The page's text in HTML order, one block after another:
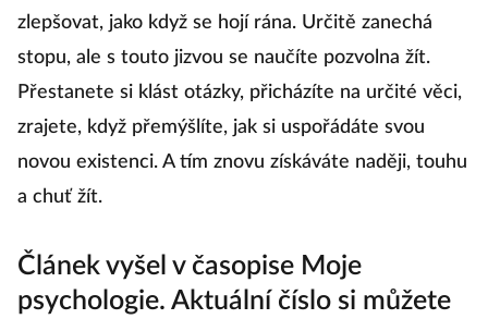
zlepšovat, jako když se hojí rána. Určitě zanechá
stopu, ale s touto jizvou se naučíte pozvolna žít.
Přestanete si klást otázky, přicházíte na určité věci,
zrajete, když přemýšlíte, jak si uspořádáte svou
novou existenci. A tím znovu získáváte naději, touhu
a chuť žít.
Článek vyšel v časopise Moje
psychologie. Aktuální číslo si můžete